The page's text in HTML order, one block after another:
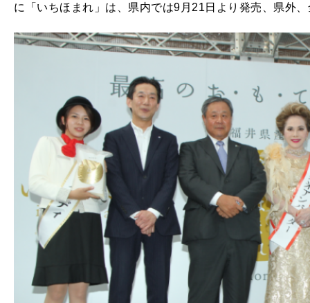
に「いちほまれ」は、県内では9月21日より発売、県外